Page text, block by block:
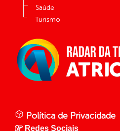
Saúde
Turismo
Política de Privacidade
Redes Sociais